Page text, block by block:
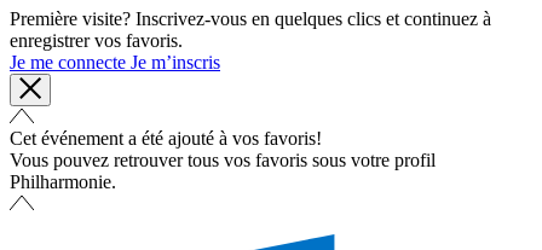
Première visite? Inscrivez-vous en quelques clics et continuez à
enregistrer vos favoris.
Je me connecte Je m’inscris
Cet événement a été ajouté à vos favoris!
Vous pouvez retrouver tous vos favoris sous votre profil
Philharmonie.